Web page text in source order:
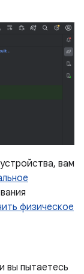
вам
физическое
вы пытаетесь